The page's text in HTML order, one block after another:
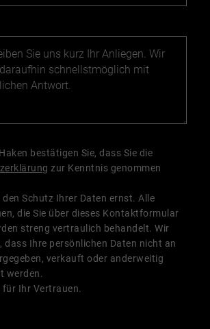
bestätigen Sie, dass Sie die
zur Kenntnis genommen
den Schutz Ihrer Daten ernst. Alle
die Sie über dieses Kontaktformular
streng vertraulich behandelt. Wir
dass Ihre persönlichen Daten nicht an
verkauft oder anderweitig
werden.
für Ihr Vertrauen.